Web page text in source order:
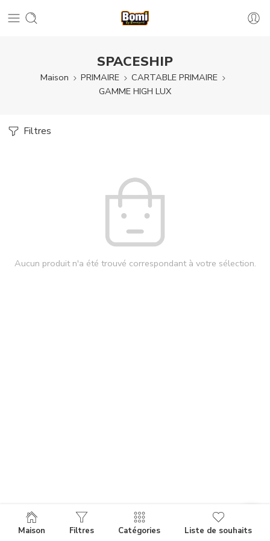
SPACESHIP
Maison PRIMAIRE
CARTABLE PRIMAIRE
GAMME HIGH LUX
Filtres
Aucun produit n'a été trouvé correspondant à votre sélection.
Maison Filtres Catégories Liste de souhaits